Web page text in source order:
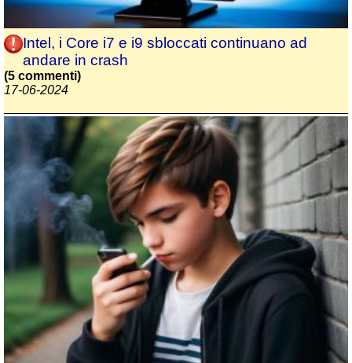
Intel, i Core i7 e i9 sbloccati continuano ad
andare in crash
(5 commenti)
17-06-2024